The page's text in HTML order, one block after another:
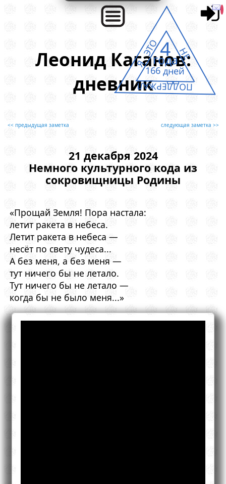
Леонид Каганов:
дневник
<< предыдущая заметка следующая заметка >>
21 декабря 2024
Немного культурного кода из
сокровищницы Родины
«Прощай Земля! Пора настала:
летит ракета в небеса.
Летит ракета в небеса —
несёт по свету чудеса...
А без меня, а без меня —
тут ничего бы не летало.
Тут ничего бы не летало —
когда бы не было меня...»
Я ЭТО НЕ
ПОДДЕРЖАЛ
4
года
166 дней